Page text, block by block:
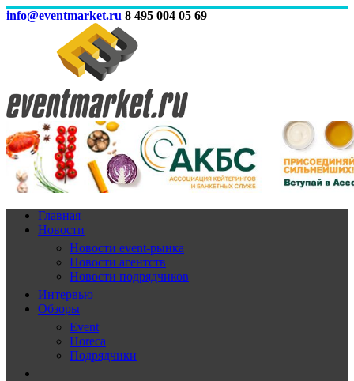
info@eventmarket.ru 8 495 004 05 69
Главная
Новости
Новости event-рынка
Новости агентств
Новости подрядчиков
Интервью
Обзоры
Event
Horeca
Подрядчики
—